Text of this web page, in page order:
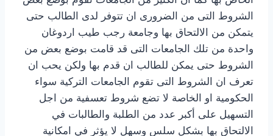
الشروط التى من الضرورى ان تتوفر لدى الطالب حتى
يتمكن من الالتحاق بها وجامعة رجب طيب اردوغان
واحدة من تلك الجامعات التى قد قامت بوضع بعض من
الشروط حتى يمكن للطالب ان قدم بها ولكن يحب ان
تعرف ان الشروط التى تقوم الجامعات التركية سواء
الحكومية او الخاصة لا تضع شروط تعسفية من اجل
التسهيل على أكبر عدد من الطلبة والطالبات في
الالتحاق بها بشكل سلس وسهل لا يؤثر في امكانية